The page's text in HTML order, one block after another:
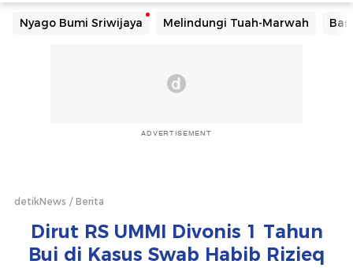
Nyago Bumi Sriwijaya Melindungi Tuah-Marwah
ADVERTISEMENT
detikNews Berita
Dirut RS UMMI Divonis 1 Tahun
Bui di Kasus Swab Habib Rizieq